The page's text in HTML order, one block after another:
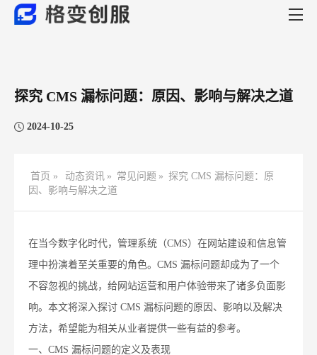
探究 CMS 漏标问题：原因、影响与解决之道
2024-10-25
首页 » 动态资讯 » 常见问题 » 探究 CMS 漏标问题：原
因、影响与解决之道
在当今数字化时代，管理系统（CMS）在网站建设和信息管
理中扮演着至关重要的角色。CMS 漏标问题却成为了一个
不容忽视的挑战，给网站运营和用户体验带来了诸多负面影
响。本文将深入探讨 CMS 漏标问题的原因、影响以及解决
方法，希望能为相关从业者提供一些有益的参考。
一、CMS 漏标问题的定义及表现